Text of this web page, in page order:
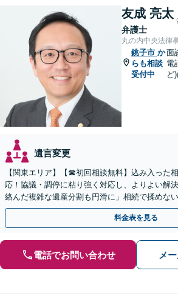
友成 亮太
弁護士
丸の内中央法律
銚子市 か
らも相談
受付中
面
電
ど
遺言変更
【関東エリア】【☎︎初回相談無料】込み入った
応！協議・調停に粘り強く対応し、よりよい解
絡んだ複雑な遺産分割も円滑に」相続で揉めな
言書の作成から執行【夜間相談可】【有楽町駅1
料金表を見る
電話でお問い合わせ メ